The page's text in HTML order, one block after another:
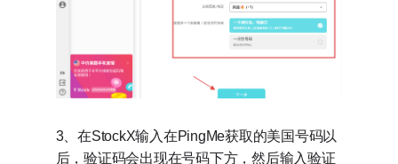
3、在StockX输入在PingMe获取的美国号码以
后，验证码会出现在号码下方，然后输入验证